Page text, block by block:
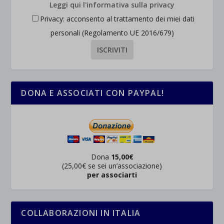
Leggi qui l'informativa sulla privacy
Privacy: acconsento al trattamento dei miei dati
personali (Regolamento UE 2016/679)
DONA E ASSOCIATI CON PAYPAL!
Dona 15,00€
(25,00€ se sei un’associazione)
per associarti
COLLABORAZIONI IN ITALIA